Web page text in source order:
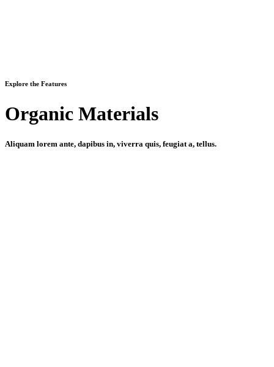
Explore the Features
Organic Materials
Aliquam lorem ante, dapibus in, viverra quis, feugiat a, tellus.